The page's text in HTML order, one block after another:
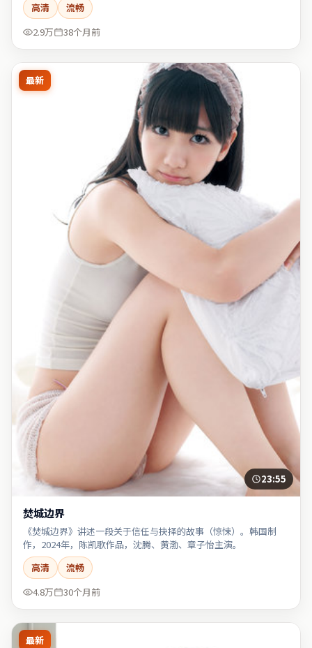
高清
流畅
2.9万
38个月前
最新
23:55
焚城边界
《焚城边界》讲述一段关于信任与抉择的故事（惊悚）。韩国制
作，2024年，陈凯歌作品，沈腾、黄渤、章子怡主演。
高清
流畅
4.8万
30个月前
最新